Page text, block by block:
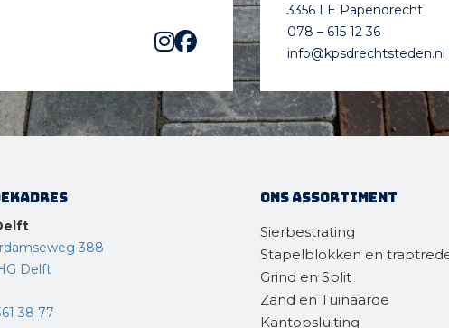
3356 LE Papendrecht
078 – 615 12 36
info@kpsdrechtsteden.nl
388
Delft
38 77
Ons assortiment
Sierbestrating
Stapelblokken en
Grind en Split
Zand en Tuinaarde
Kantopsluiting